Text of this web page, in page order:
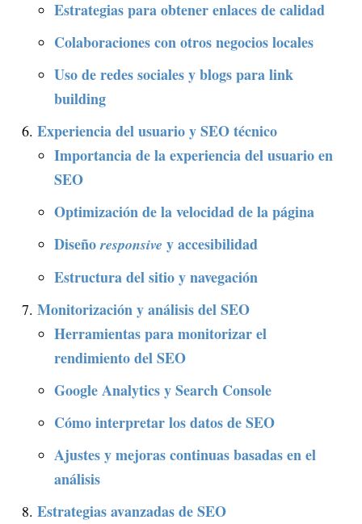
Estrategias para obtener enlaces de calidad
Colaboraciones con otros negocios locales
Uso de redes sociales y blogs para link
building
Experiencia del usuario y SEO técnico
Importancia de la experiencia del usuario en
SEO
Optimización de la velocidad de la página
Diseñoresponsive y accesibilidad
Estructura del sitio y navegación
Monitorización y análisis del SEO
Herramientas para monitorizar el
rendimiento del SEO
Google Analytics y Search Console
Cómo interpretar los datos de SEO
Ajustes y mejoras continuas basadas en el
análisis
Estrategias avanzadas de SEO